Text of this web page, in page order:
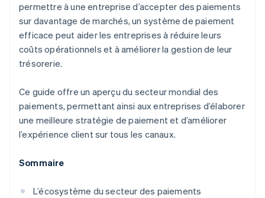
permettre à une entreprise d’accepter des paiements
sur davantage de marchés, un système de paiement
efficace peut aider les entreprises à réduire leurs
coûts opérationnels et à améliorer la gestion de leur
trésorerie.
Ce guide offre un aperçu du secteur mondial des
paiements, permettant ainsi aux entreprises d’élaborer
une meilleure stratégie de paiement et d’améliorer
l’expérience client sur tous les canaux.
Sommaire
L’écosystème du secteur des paiements